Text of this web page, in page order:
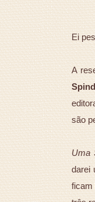
Ei
A
são
Uma
darei
ficam